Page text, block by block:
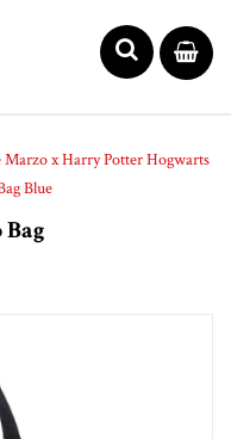
Marzo x Harry Potter Hogwarts
Blue
Bag